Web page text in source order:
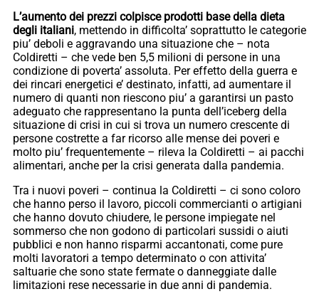
L’aumento dei prezzi colpisce prodotti base della dieta
degli italiani, mettendo in difficolta’ soprattutto le categorie
piu’ deboli e aggravando una situazione che – nota
Coldiretti – che vede ben 5,5 milioni di persone in una
condizione di poverta’ assoluta. Per effetto della guerra e
dei rincari energetici e’ destinato, infatti, ad aumentare il
numero di quanti non riescono piu’ a garantirsi un pasto
adeguato che rappresentano la punta dell’iceberg della
situazione di crisi in cui si trova un numero crescente di
persone costrette a far ricorso alle mense dei poveri e
molto piu’ frequentemente – rileva la Coldiretti – ai pacchi
alimentari, anche per la crisi generata dalla pandemia.
Tra i nuovi poveri – continua la Coldiretti – ci sono coloro
che hanno perso il lavoro, piccoli commercianti o artigiani
che hanno dovuto chiudere, le persone impiegate nel
sommerso che non godono di particolari sussidi o aiuti
pubblici e non hanno risparmi accantonati, come pure
molti lavoratori a tempo determinato o con attivita’
saltuarie che sono state fermate o danneggiate dalle
limitazioni rese necessarie in due anni di pandemia.